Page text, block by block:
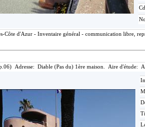
Côte d'Azur - Inventaire général - communication libre,
Adresse: Diable (Pas du) 1ère maison. Aire d'étude: